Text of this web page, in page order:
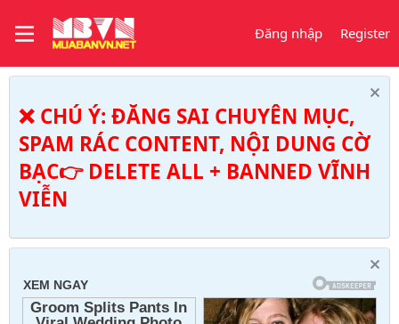
Đăng nhập Register
❌ CHÚ Ý: ĐĂNG SAI CHUYÊN MỤC,
SPAM RÁC CONTENT, NỘI DUNG CỜ
BẠC👉 DELETE ALL + BANNED VĨNH
VIỄN